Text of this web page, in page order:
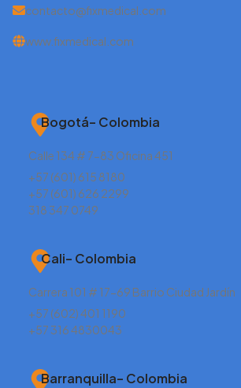
contacto@fixmedical.com
www.fixmedical.com
Bogotá– Colombia
Calle 134 # 7-83 Oficina 451
+57 (601) 615 8180
+57 (601) 626 2299
318 347 0749
Cali– Colombia
Carrera 101 # 17-69 Barrio Ciudad Jardín
+57 (602) 401 1190
+57 316 4830043
Barranquilla– Colombia